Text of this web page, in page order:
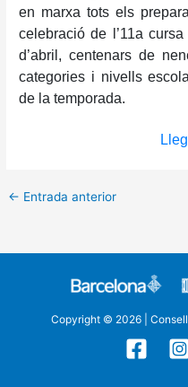
en marxa tots els
celebració de l’11a
d’abril, centenars de
categories i nivells
de la temporada.
← Entrada anterior
Copyright © 2026 |